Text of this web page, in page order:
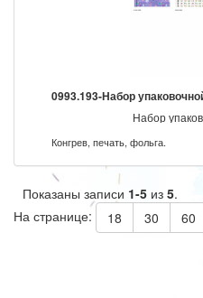
0993.193-Набор
Набор
Конгрев, печать, фольга.
Показаны записи 1-5 из 5.
На странице:
18 30 60